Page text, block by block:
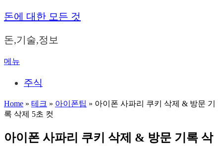
내
으
로
로
돈에 대한 모든 것
돈,기술,정보
메뉴
주식
Home » 테크 » 아이폰팁 » 아이폰 사파리 쿠키 삭제 & 방문 기
록 삭제 5초 컷
아이폰 사파리 쿠키 삭제 & 방문 기록 삭